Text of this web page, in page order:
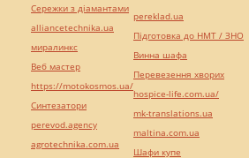
Сережки з діамантами
alliancetechnika.ua
миралинкс
Веб мастер
https://motokosmos.ua/
Синтезатори
perevod.agency
agrotechnika.com.ua
pereklad.ua
Підготовка до НМТ / ЗНО
Винна шафа
Перевезення хворих
hospice-life.com.ua/
mk-translations.ua
maltina.com.ua
Шафи купе